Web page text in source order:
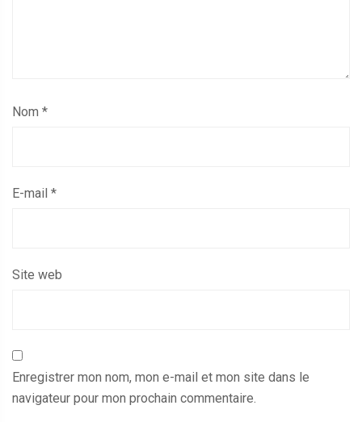
Nom *
E-mail *
Site web
Enregistrer mon nom, mon e-mail et mon site dans le
navigateur pour mon prochain commentaire.